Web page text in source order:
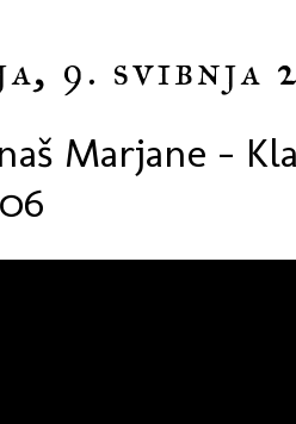
9. svibnja
Marjane -